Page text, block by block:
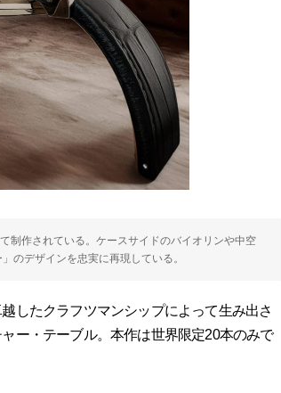
制作されている。ケースサイドのバイオリンや中空
のデザインを忠実に再現している。
したクラフツマンシップによって生み出さ
ー・テーブル。本作は世界限定20本のみで